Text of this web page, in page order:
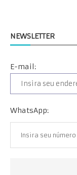
NEWSLETTER
E-mail:
WhatsApp: